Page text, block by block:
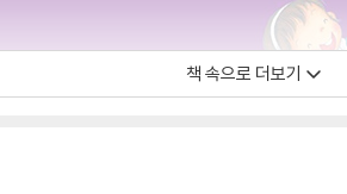
책 속으로 더보기